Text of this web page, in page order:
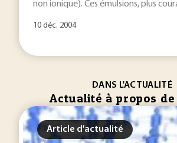
non ionique). Ces émulsions, plus
10 déc. 2004
DANS L'ACTUALITÉ
Actualité à propos
Article d'actualité